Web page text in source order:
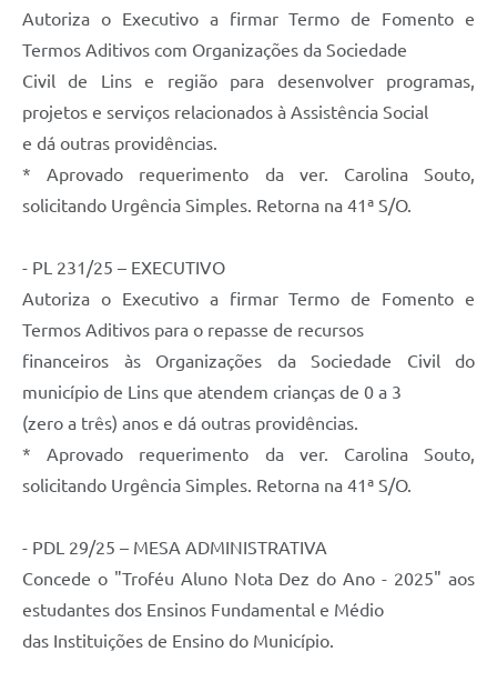
Autoriza o Executivo a firmar Termo de Fomento e
Termos Aditivos com Organizações da Sociedade
Civil de Lins e região para desenvolver programas,
projetos e serviços relacionados à Assistência Social
e dá outras providências.
* Aprovado requerimento da ver. Carolina Souto,
solicitando Urgência Simples. Retorna na 41ª S/O.
- PL 231/25 – EXECUTIVO
Autoriza o Executivo a firmar Termo de Fomento e
Termos Aditivos para o repasse de recursos
financeiros às Organizações da Sociedade Civil do
município de Lins que atendem crianças de 0 a 3
(zero a três) anos e dá outras providências.
* Aprovado requerimento da ver. Carolina Souto,
solicitando Urgência Simples. Retorna na 41ª S/O.
- PDL 29/25 – MESA ADMINISTRATIVA
Concede o "Troféu Aluno Nota Dez do Ano - 2025" aos
estudantes dos Ensinos Fundamental e Médio
das Instituições de Ensino do Município.